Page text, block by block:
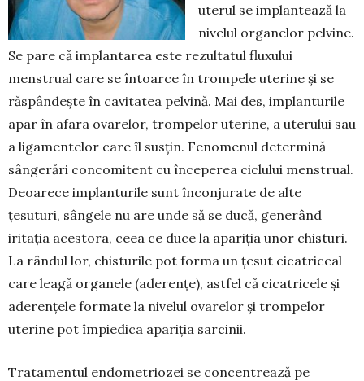
ute­rul se implantează la
nivelul organe­lor pelvine.
Se pare că implantarea este rezultatul fluxului
menstrual care se întoarce în trompele uterine și se
răspândește în cavitatea pelvină. Mai des, implanturile
apar în afara ovare­lor, trompelor uterine, a uterului sau
a ligamentelor care îl susțin. Feno­menul determină
sângerări concomitent cu începe­rea ciclului menstrual.
Deoarece implanturile sunt înconjurate de alte
țesuturi, sângele nu are unde să se ducă, generând
iritația acestora, ceea ce duce la apariția unor chisturi.
La rândul lor, chisturile pot forma un țesut cicatriceal
care leagă organele (aderențe), astfel că cicatricele și
aderențele for­mate la nivelul ovarelor și trom­pelor
uterine pot împiedica apa­riția sarcinii.
Tratamentul endometriozei se concentrează pe